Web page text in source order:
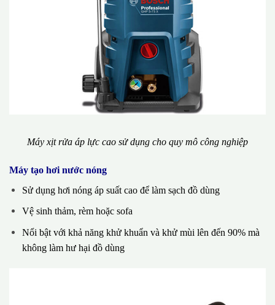
Máy xịt rửa áp lực cao sử dụng cho quy mô công nghiệp
Máy tạo hơi nước nóng
Sử dụng hơi nóng áp suất cao để làm sạch đồ dùng
Vệ sinh thảm, rèm hoặc sofa
Nổi bật với khả năng khử khuẩn và khử mùi lên đến 90% mà
không làm hư hại đồ dùng